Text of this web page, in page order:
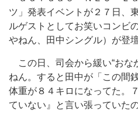
ツ」発表イベントが２７日、
ルゲストとしてお笑いコンビ
やねん、田中シングル）が登壇
この日、司会から緩い“おな
ねん。すると田中が「この間
体重が８４キロになってた。
ていない』と言い張っていた